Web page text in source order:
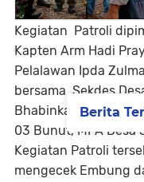
Kegiatan Patroli
Kapten Arm Hadi
Pelalawan Ipda
bersama Sekdes
Bhabinkamtibmas,
03 Bunut, MPA Desa
Kegiatan Patroli
mengecek Embung
Berita